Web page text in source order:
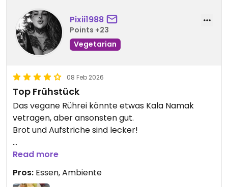
Pixii1988
Points +23
Vegetarian
08 Feb 2026
Top Frühstück
Das vegane Rührei könnte etwas Kala Namak
vetragen, aber ansonsten gut.
Brot und Aufstriche sind lecker!
Updated from previous review on 2026-02-08
Read more
Pros: Essen, Ambiente